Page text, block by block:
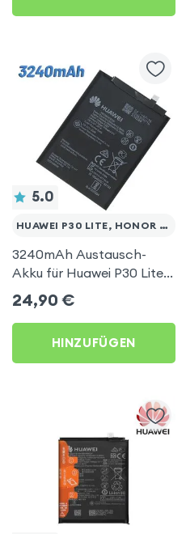
5.0
HUAWEI P30 LITE, HONOR 7X
3240mAh Austausch-
Akku für Huawei P30 Lite,
Honor 7X und Honor View
10
24,90 €
HINZUFÜGEN